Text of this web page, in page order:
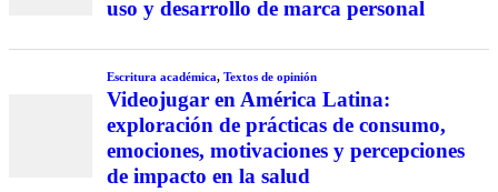
uso y desarrollo de marca personal
Escritura académica, Textos de opinión
Videojugar en América Latina:
exploración de prácticas de consumo,
emociones, motivaciones y percepciones
de impacto en la salud